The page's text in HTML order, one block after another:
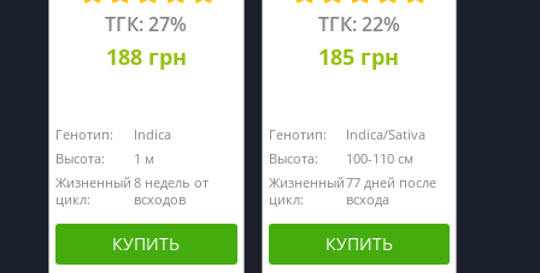
ТГК: 27%
188 грн
Генотип:
Indica
Высота:
1 м
Жизненный
цикл:
8 недель от
всходов
КУПИТЬ
ТГК: 22%
185 грн
Генотип:
Indica/Sativa
Высота:
100-110 см
Жизненный
цикл:
77 дней после
всхода
КУПИТЬ